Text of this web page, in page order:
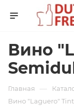
Вино
Главная —
Вино "Laguero"